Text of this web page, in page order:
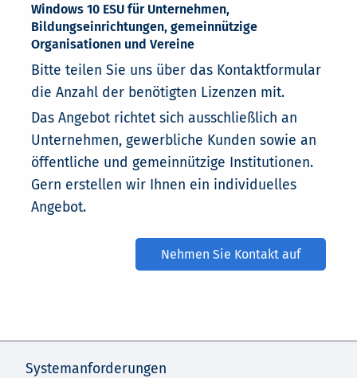
Windows 10 ESU für Unternehmen,
Bildungseinrichtungen, gemeinnützige
Organisationen und Vereine
Bitte teilen Sie uns über das Kontaktformular
die Anzahl der benötigten Lizenzen mit.
Das Angebot richtet sich ausschließlich an
Unternehmen, gewerbliche Kunden sowie an
öffentliche und gemeinnützige Institutionen.
Gern erstellen wir Ihnen ein individuelles
Angebot.
Nehmen Sie Kontakt auf
Systemanforderungen